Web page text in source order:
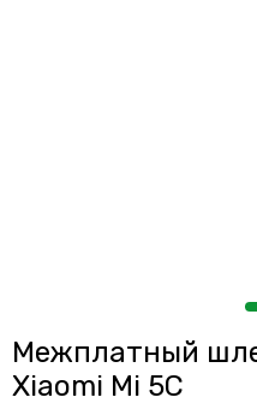
Межплатный
Xiaomi Mi 5C